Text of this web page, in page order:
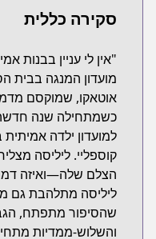
סקירה כללית
"אין לי עניין בבנות
מועדון המנגה בבית
אוטאקו, שמוקסם
כשמתחילה שנה
למועדון ילדה
קוספליי. ליליסה
הצלם שלה—ואיזה
ליליסה מתלהבת גם
שהסיפור מתפתח,
והשלוש-ממדיות